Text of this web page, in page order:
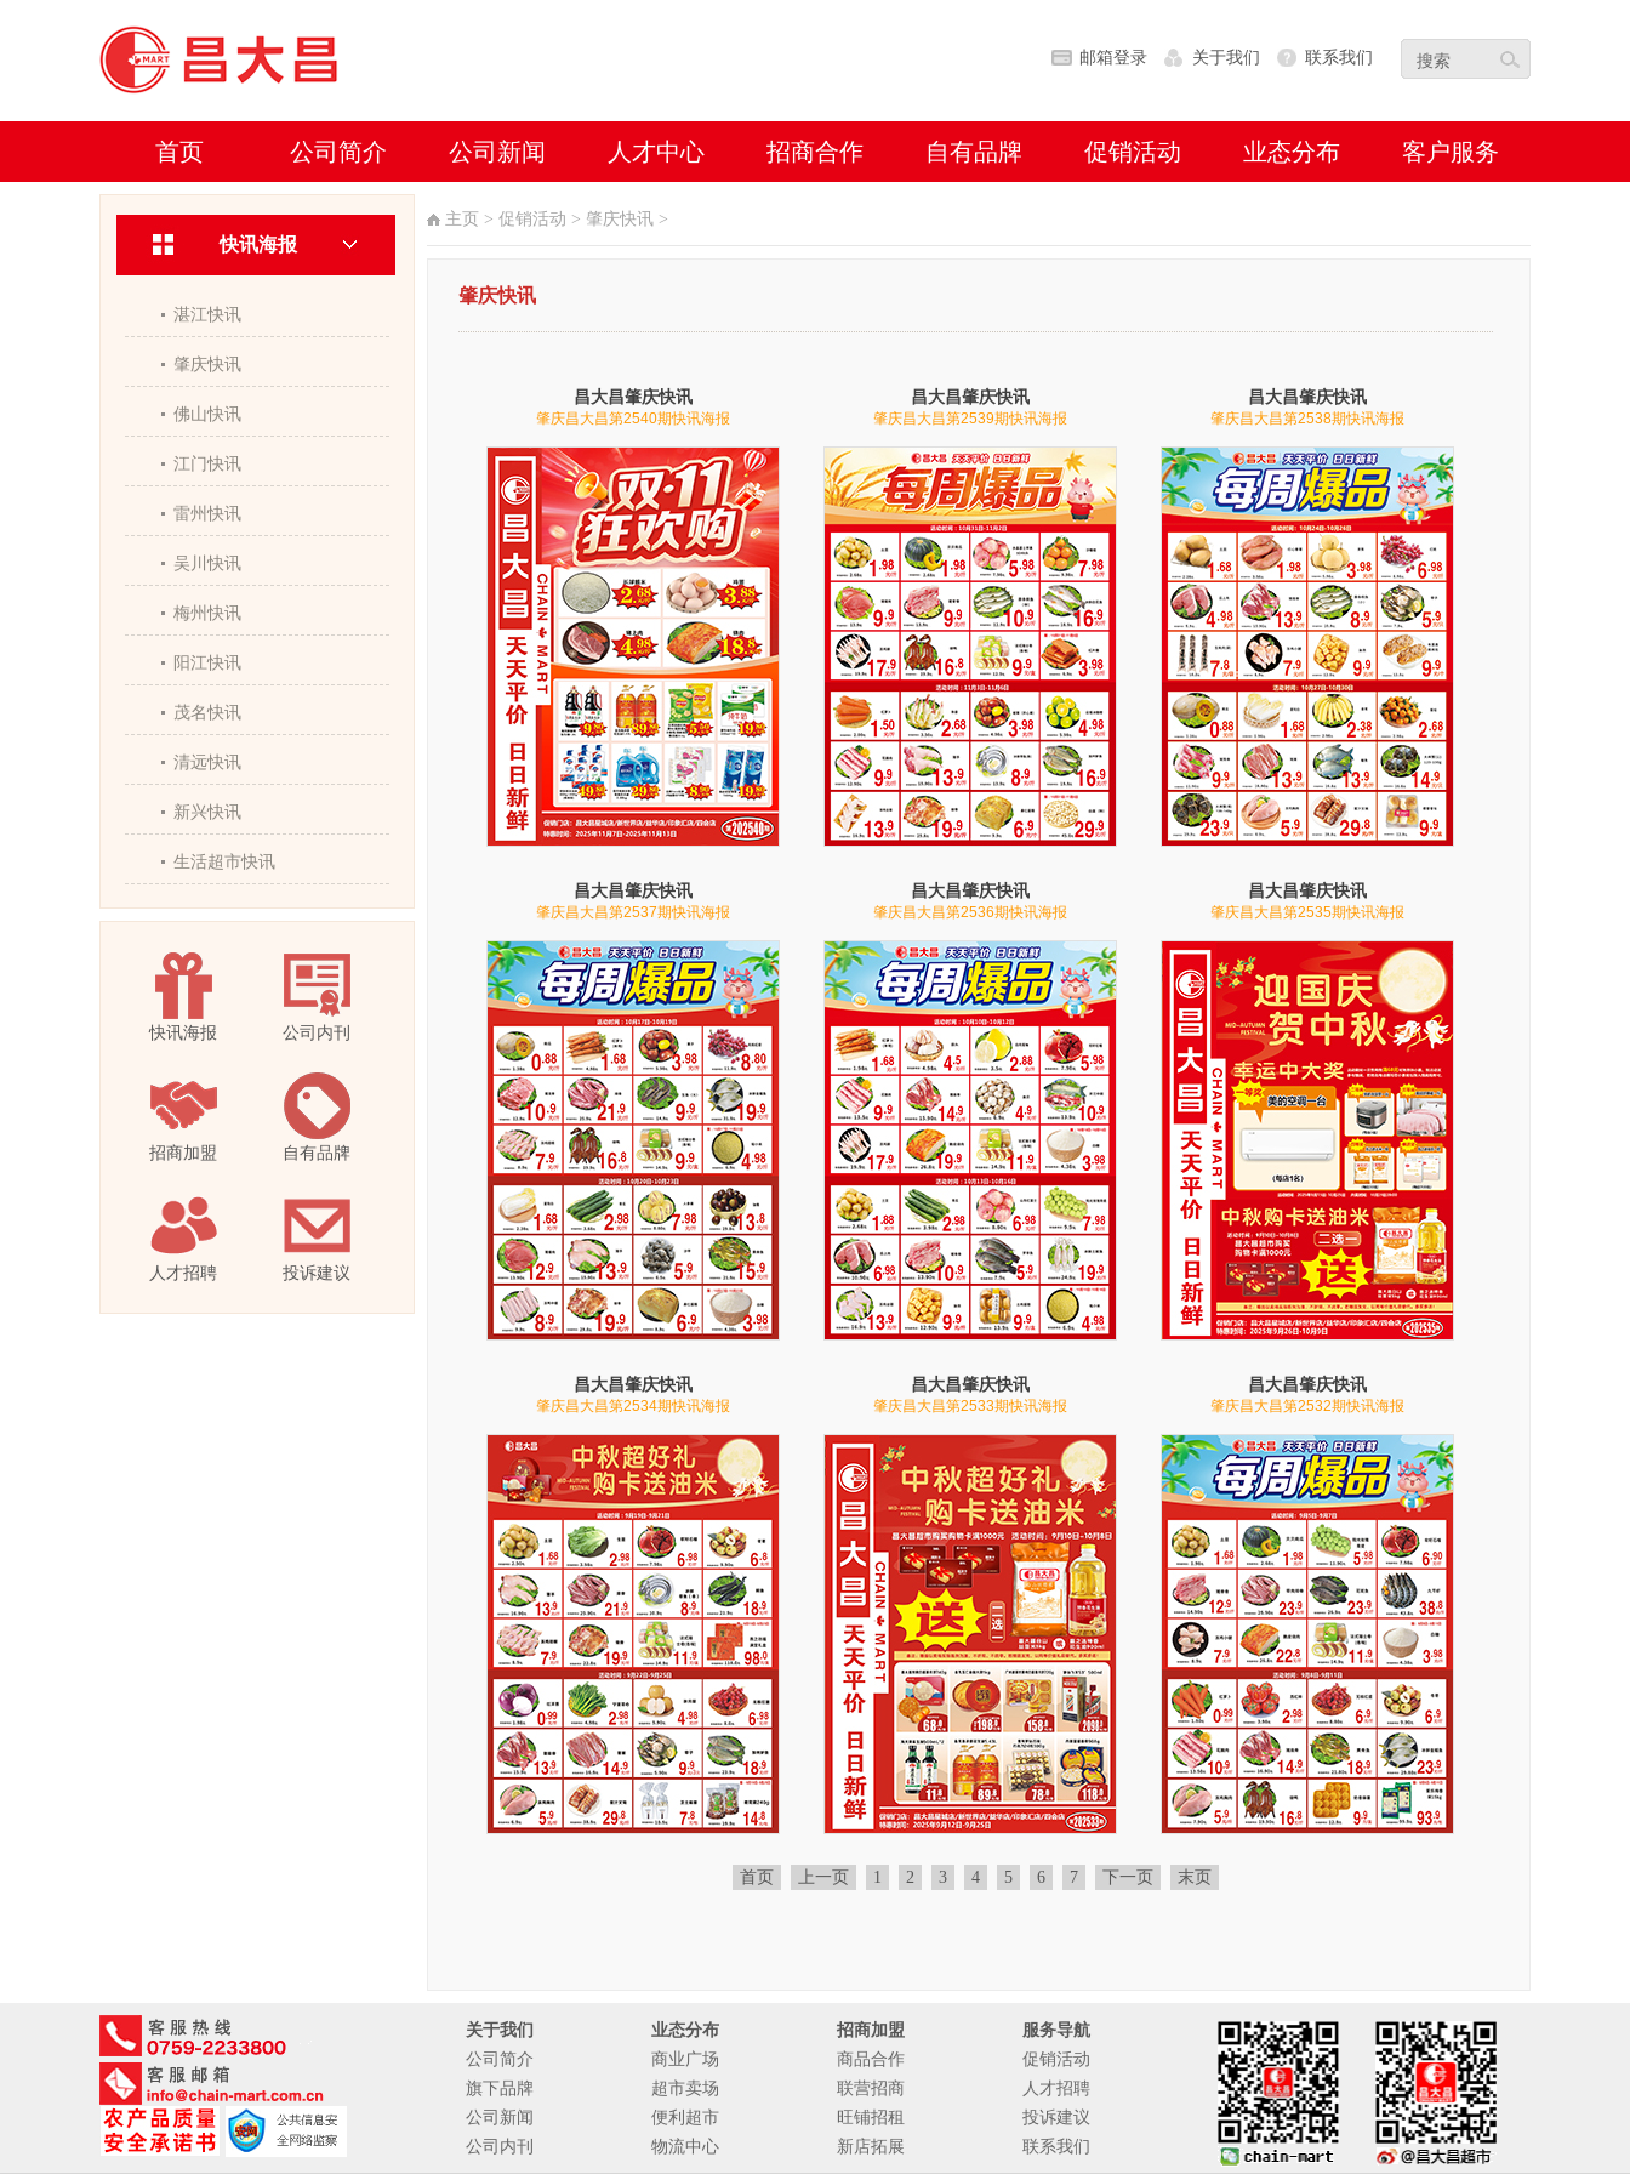
邮箱登录 关于我们 联系我们
首页 公司简介 公司新闻 人才中心 招商合作 自有品牌 促销活动 业态分布 客户服务
快讯海报
湛江快讯
肇庆快讯
佛山快讯
江门快讯
雷州快讯
吴川快讯
梅州快讯
阳江快讯
茂名快讯
清远快讯
新兴快讯
生活超市快讯
快讯海报 公司内刊
招商加盟 自有品牌
人才招聘 投诉建议
主页 > 促销活动 > 肇庆快讯 >
肇庆快讯
昌大昌肇庆快讯
肇庆昌大昌第2540期快讯海报
昌大昌肇庆快讯
肇庆昌大昌第2539期快讯海报
昌大昌肇庆快讯
肇庆昌大昌第2538期快讯海报
昌大昌肇庆快讯
肇庆昌大昌第2537期快讯海报
昌大昌肇庆快讯
肇庆昌大昌第2536期快讯海报
昌大昌肇庆快讯
肇庆昌大昌第2535期快讯海报
昌大昌肇庆快讯
肇庆昌大昌第2534期快讯海报
昌大昌肇庆快讯
肇庆昌大昌第2533期快讯海报
昌大昌肇庆快讯
肇庆昌大昌第2532期快讯海报
首页 上一页 1 2 3 4 5 6 7 下一页 末页
关于我们
公司简介
旗下品牌
公司新闻
公司内刊
业态分布
商业广场
超市卖场
便利超市
物流中心
招商加盟
商品合作
联营招商
旺铺招租
新店拓展
服务导航
促销活动
人才招聘
投诉建议
联系我们